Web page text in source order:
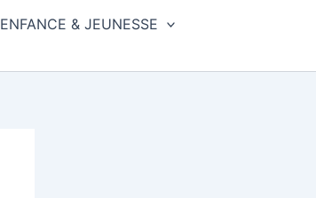
ENFANCE & JEUNESSE